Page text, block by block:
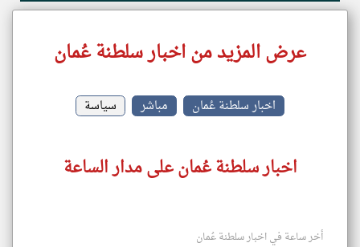
عرض المزيد من اخبار سلطنة عُمان
اخبار سلطنة عُمان مباشر سياسة
اخبار سلطنة عُمان على مدار الساعة
أخر ساعة في اخبار سلطنة عُمان